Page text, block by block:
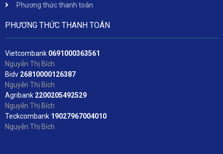
Phương thức thanh toán
PHƯƠNG THỨC THANH TOÁN
Vietcombank 0691000363561
Nguyễn Thị Bích
Bidv 26810000126387
Nguyễn Thị Bích
Agribank 2200205492529
Nguyễn Thị Bích
Teckcombank 19027967004010
Nguyễn Thị Bích